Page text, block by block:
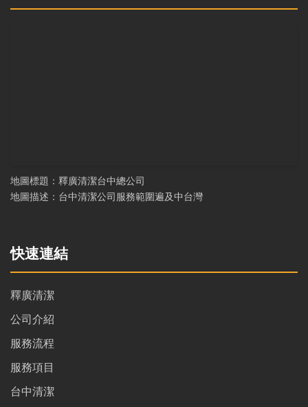
地圖標題：釋廣清潔台中總公司
地圖描述：台中清潔公司服務範圍遍及中台灣
快速連結
釋廣清潔
公司介紹
服務流程
服務項目
台中清潔